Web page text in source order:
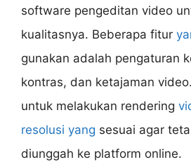
software pengeditan video
kualitasnya. Beberapa fitur
gunakan adalah pengaturan
kontras, dan ketajaman
untuk melakukan rendering
resolusi yang sesuai agar
diunggah ke platform online.